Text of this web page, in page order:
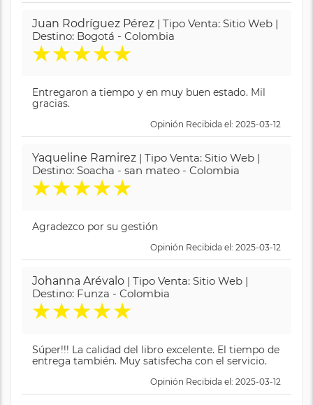
Juan Rodríguez Pérez | Tipo Venta: Sitio Web |
Destino: Bogotá - Colombia
★★★★★
Entregaron a tiempo y en muy buen estado. Mil
gracias.
Opinión Recibida el: 2025-03-12
Yaqueline Ramirez | Tipo Venta: Sitio Web |
Destino: Soacha - san mateo - Colombia
★★★★★
Agradezco por su gestión
Opinión Recibida el: 2025-03-12
Johanna Arévalo | Tipo Venta: Sitio Web |
Destino: Funza - Colombia
★★★★★
Súper!!! La calidad del libro excelente. El tiempo de
entrega también. Muy satisfecha con el servicio.
Opinión Recibida el: 2025-03-12